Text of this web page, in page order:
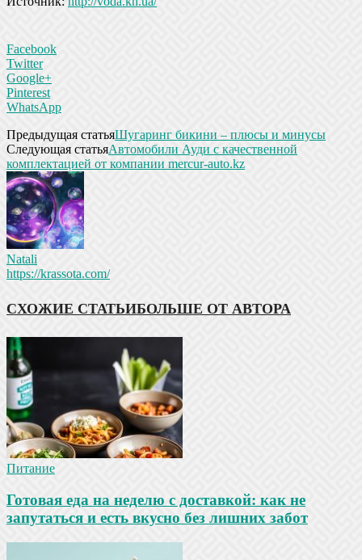
Facebook
Twitter
Google+
Pinterest
WhatsApp
Предыдущая статьяШугаринг бикини – плюсы и минусы
Следующая статьяАвтомобили Ауди с качественной
комплектацией от компании mercur-auto.kz
Natali
https://krassota.com/
СХОЖИЕ СТАТЬИБОЛЬШЕ ОТ АВТОРА
Питание
Готовая еда на неделю с доставкой: как не
запутаться и есть вкусно без лишних забот